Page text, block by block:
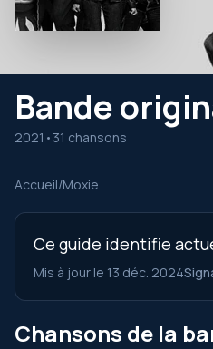
Bande
2021 • 31 chansons
Accueil/Moxie
Ce guide identifie
Mis à jour le 13 déc. 2024
Chansons de la